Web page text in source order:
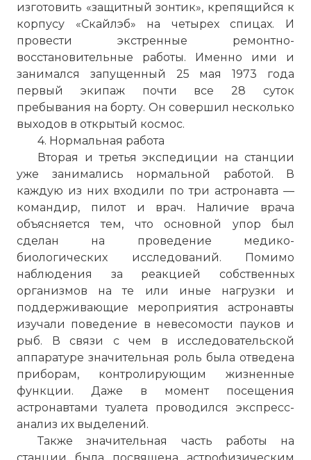
изготовить «защитный зонтик», крепящийся к
корпусу «Скайлэб» на четырех спицах. И
провести экстренные ремонтно-
восстановительные работы. Именно ими и
занимался запущенный 25 мая 1973 года
первый экипаж почти все 28 суток
пребывания на борту. Он совершил несколько
выходов в открытый космос.
4. Нормальная работа
Вторая и третья экспедиции на станции
уже занимались нормальной работой. В
каждую из них входили по три астронавта —
командир, пилот и врач. Наличие врача
объясняется тем, что основной упор был
сделан на проведение медико-
биологических исследований. Помимо
наблюдения за реакцией собственных
организмов на те или иные нагрузки и
поддерживающие мероприятия астронавты
изучали поведение в невесомости пауков и
рыб. В связи с чем в исследовательской
аппаратуре значительная роль была отведена
приборам, контролирующим жизненные
функции. Даже в момент посещения
астронавтами туалета проводился экспресс-
анализ их выделений.
Также значительная часть работы на